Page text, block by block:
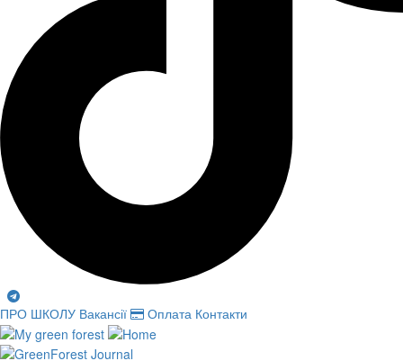
ПРО ШКОЛУ Вакансії Оплата Контакти